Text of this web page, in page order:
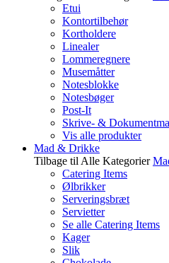
Etui
Kontortilbehør
Kortholdere
Linealer
Lommeregnere
Musemåtter
Notesblokke
Notesbøger
Post-It
Skrive- &
Vis alle produkter
Mad & Drikke
Tilbage til Alle Kategorier
Catering Items
Ølbrikker
Serveringsbræt
Servietter
Se alle Catering Items
Kager
Slik